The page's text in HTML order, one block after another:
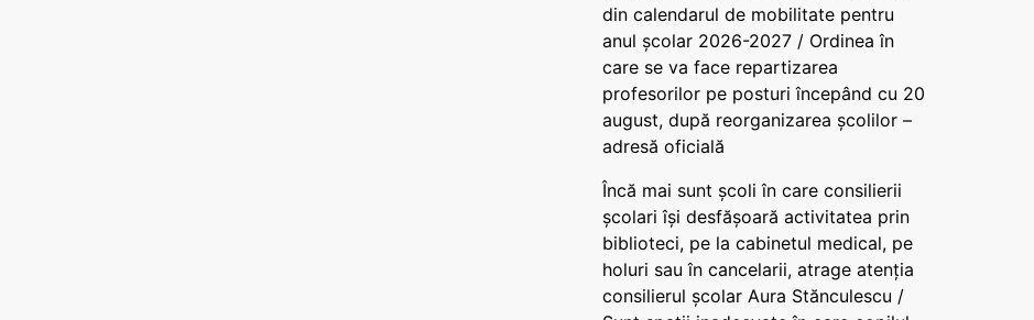
din calendarul de mobilitate pentru
anul școlar 2026-2027 / Ordinea în
care se va face repartizarea
profesorilor pe posturi începând cu 20
august, după reorganizarea școlilor –
adresă oficială
Încă mai sunt școli în care consilierii
școlari își desfășoară activitatea prin
biblioteci, pe la cabinetul medical, pe
holuri sau în cancelarii, atrage atenția
consilierul școlar Aura Stănculescu /